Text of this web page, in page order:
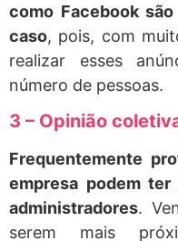
como Facebook
caso, pois, com
realizar esses
número de pessoas.
3 – Opinião
Frequentemente
empresa podem
administradores.
serem mais